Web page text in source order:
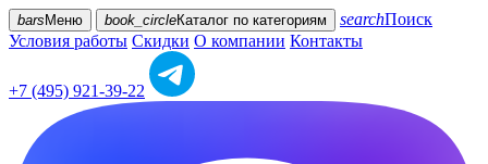
bars Меню book_circleКаталог по категориям searchПоиск
Условия работы Скидки О компании Контакты
+7 (495) 921-39-22